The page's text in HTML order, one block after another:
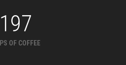
197
OF COFFEE